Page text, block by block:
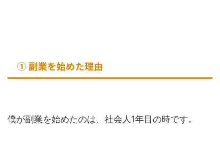
① 副業を始めた理由
僕が副業を始めたのは、社会人1年目の時です。